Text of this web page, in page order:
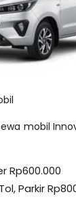
mobil
Rp600.000
Parkir